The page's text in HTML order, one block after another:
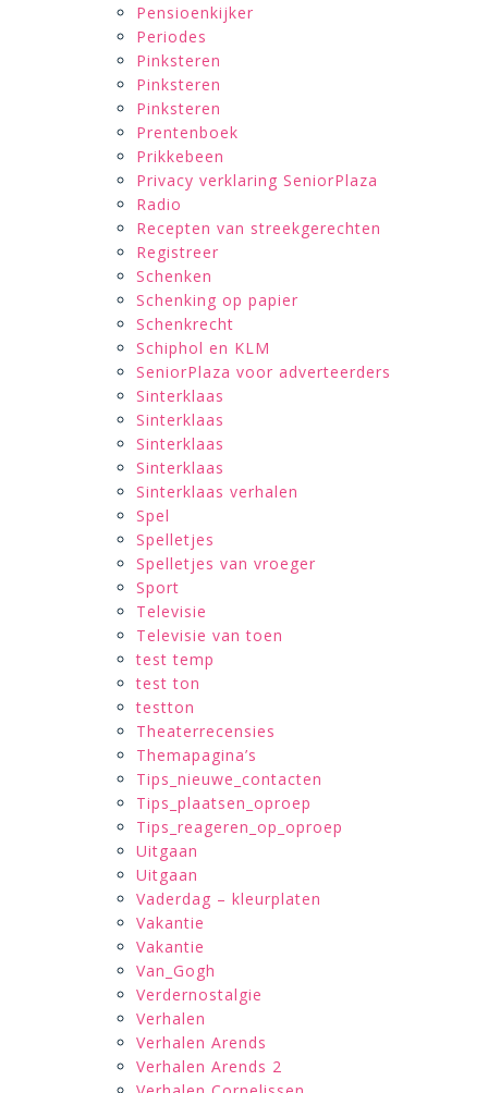
Pensioenkijker
Periodes
Pinksteren
Pinksteren
Pinksteren
Prentenboek
Prikkebeen
Privacy verklaring SeniorPlaza
Radio
Recepten van streekgerechten
Registreer
Schenken
Schenking op papier
Schenkrecht
Schiphol en KLM
SeniorPlaza voor adverteerders
Sinterklaas
Sinterklaas
Sinterklaas
Sinterklaas
Sinterklaas verhalen
Spel
Spelletjes
Spelletjes van vroeger
Sport
Televisie
Televisie van toen
test temp
test ton
testton
Theaterrecensies
Themapagina’s
Tips_nieuwe_contacten
Tips_plaatsen_oproep
Tips_reageren_op_oproep
Uitgaan
Uitgaan
Vaderdag – kleurplaten
Vakantie
Vakantie
Van_Gogh
Verdernostalgie
Verhalen
Verhalen Arends
Verhalen Arends 2